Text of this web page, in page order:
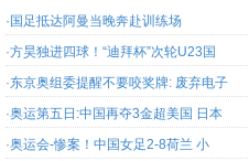
·国足抵达阿曼当晚奔赴训练场
·方昊独进四球！“迪拜杯”次轮U23国
·东京奥组委提醒不要咬奖牌: 废弃电子
·奥运第五日:中国再夺3金超美国 日本
·奥运会-惨案！中国女足2-8荷兰 小